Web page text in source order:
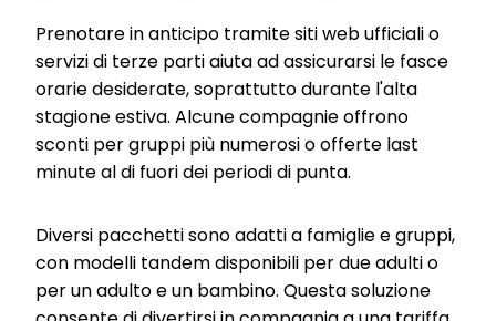
Prenotare in anticipo tramite siti web ufficiali o
servizi di terze parti aiuta ad assicurarsi le fasce
orarie desiderate, soprattutto durante l'alta
stagione estiva. Alcune compagnie offrono
sconti per gruppi più numerosi o offerte last
minute al di fuori dei periodi di punta.
Diversi pacchetti sono adatti a famiglie e gruppi,
con modelli tandem disponibili per due adulti o
per un adulto e un bambino. Questa soluzione